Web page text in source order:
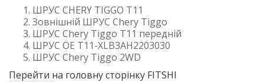
ШРУС CHERY TIGGO T11
Зовнішній ШРУС Chery Tiggo
ШРУС Chery Tiggo T11 передній
ШРУС OE T11-XLB3AH2203030
ШРУС Chery Tiggo 2WD
Перейти на головну сторінку FITSHI